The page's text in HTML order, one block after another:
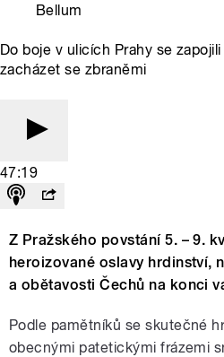
Bellum
Do boje v ulicích Prahy se
zacházet se zbraněmi
47:19
Z Pražského povstání 5. – 9.
heroizované oslavy hrdinství,
a obětavosti Čechů na konci
Podle pamětníků se skutečné
obecnými patetickými frázemi